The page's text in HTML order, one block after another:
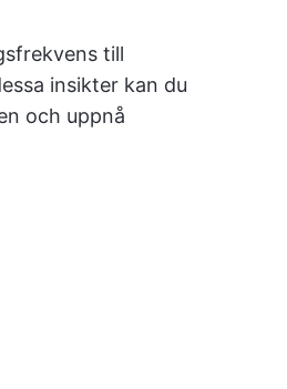
till
insikter kan du
och uppnå